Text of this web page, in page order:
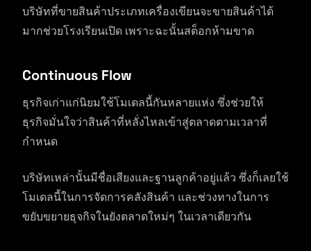
บริษัทที่ขายสินค้าประเภทเครื่องเขียนจะขายสินค้าได้
มากช่วยโรงเรียนเปิด เพราะฉะนั้นสต็อกห้ามขาด
Continuous Flow
ธุรกิจเก่าแก่นิยมใช้โมเดลนี้กันหลายแห่ง ซึ่งช่วยให้
ธุรกิจมั่นใจว่าสินค้าที่หลั่งไหลเข้าสู่ตลาดตามเวลาที่
กำหนด
บริษัทเหล่านั้นมีชื่อเสียงและฐานลูกค้าอยู่แล้ว ซึ่งก็เลยใช้
โมเดลนี้ในการจัดการคลังสินค้า และช่วงทางในการ
ขยับขยายธุจกิจในยังตลาดใหม่ๆ ในเวลาเดียวกัน